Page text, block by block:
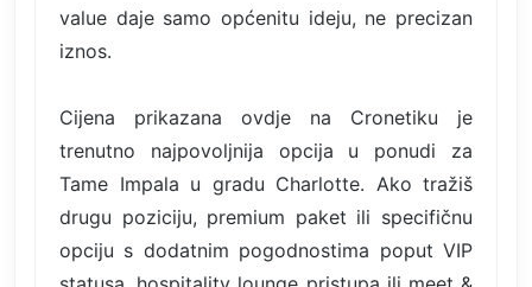
value daje samo općenitu ideju, ne precizan
iznos.
Cijena prikazana ovdje na Cronetiku je
trenutno najpovoljnija opcija u ponudi za
Tame Impala u gradu Charlotte. Ako tražiš
drugu poziciju, premium paket ili specifičnu
opciju s dodatnim pogodnostima poput VIP